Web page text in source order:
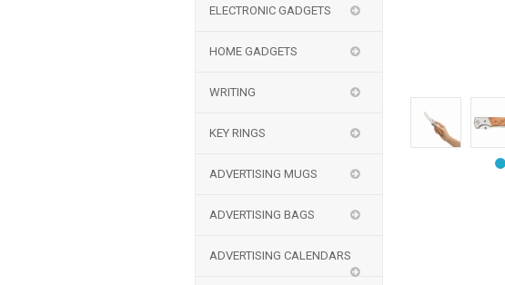
ELECTRONIC GADGETS
HOME GADGETS
WRITING
KEY RINGS
ADVERTISING MUGS
ADVERTISING BAGS
ADVERTISING CALENDARS